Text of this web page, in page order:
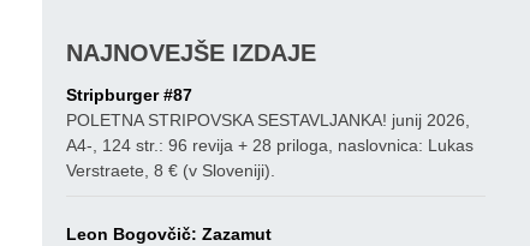
NAJNOVEJŠE IZDAJE
Stripburger #87
POLETNA STRIPOVSKA SESTAVLJANKA! junij 2026,
A4-, 124 str.: 96 revija + 28 priloga, naslovnica: Lukas
Verstraete, 8 € (v Sloveniji).
Leon Bogovčič: Zazamut